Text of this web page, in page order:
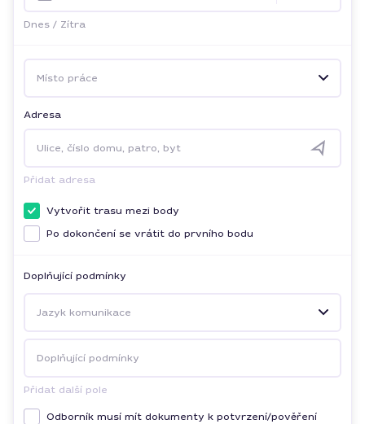
Dnes / Zítra
Místo práce
Adresa
Ulice, číslo domu, patro, byt
Přidat adresa
Vytvořit trasu mezi body
Po dokončení se vrátit do prvního bodu
Doplňující podmínky
Jazyk komunikace
Doplňující podmínky
Přidat další pole
Odborník musí mít dokumenty k potvrzení/pověření